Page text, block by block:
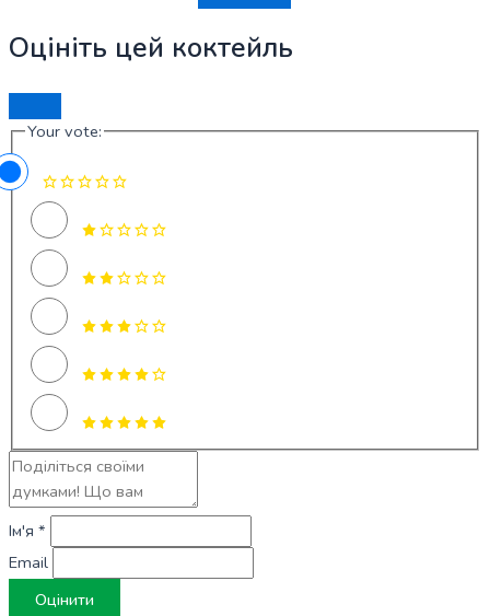
Оцініть цей коктейль
Your vote:
Ім'я *
Email
Оцінити